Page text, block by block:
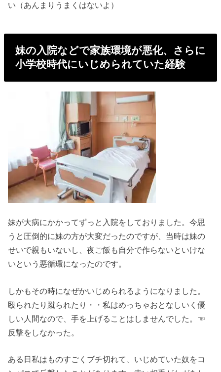
い（あんまりうまくはないよ）
妹の入院などで家族環境が悪化、さらに
小学校時代にいじめられていた経験
妹が大病にかかってずっと入院をしておりました。今思
うと圧倒的に妹の方が大変だったのですが、当時は妹の
せいで親もいないし、夜ご飯も自分で作らないといけな
いという悪循環になったのです。
しかもその時になぜかいじめられるようになりました。
殴られたり蹴られたり・・私はめっちゃおとなしいく優
しい人間なので、手を上げることはしませんでした。☜
反撃をしなかった。
ある日私はものすごくブチ切れて、いじめていた奴をコ